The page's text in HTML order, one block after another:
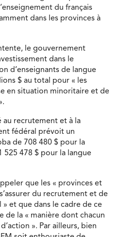
du français
dans les provinces à
le gouvernement
dans le
d’enseignants de langue
$ au total pour « les
en situation minoritaire et de
au recrutement et à la
fédéral prévoit un
de 708 480 $ pour la
525 478 $ pour la langue
que les « provinces et
du recrutement et de
et que dans le cadre de ce
de la « manière dont chacun
». Par ailleurs, bien